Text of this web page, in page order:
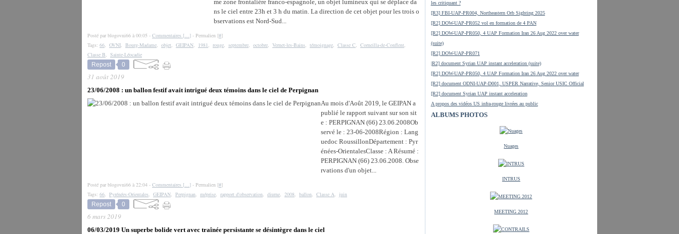
me zone frontalière franco-espagnole, un objet lumineux qui se déplace da
ns le ciel entre 23h et 3 h du matin. La direction de cet objet pour les trois o
bservations est Nord-Sud...
Posté par blogovni66 à 00:05 - Commentaires […] - Permalien [#]
Tags: 66, OVNI, Bourg-Madame, objet, GEIPAN, 1981, rouge, septembre, octobre, Vernet-les-Bains, témoignage, Classe C, Corneilla-de-Conflent,
Classe B, Sainte-Léocadie
Repost
0
31 août 2019
23/06/2008 : un ballon festif avait intrigué deux témoins dans le ciel de Perpignan
Au mois d'Août 2019, le GEIPAN a
publié le rapport suivant sur son sit
e : PERPIGNAN (66) 23.06.2008Ob
servé le : 23-06-2008Région : Lang
uedoc RoussillonDépartement : Pyr
énées-OrientalesClasse : A Résumé :
PERPIGNAN (66) 23.06.2008. Obse
rvations d'un objet...
Posté par blogovni66 à 22:04 - Commentaires […] - Permalien [#]
Tags: 66, Pyrénées-Orientales, GEIPAN, Perpignan, méprise, rapport d'observation, diurne, 2008, ballon, Classe A, juin
Repost
0
6 mars 2019
06/03/2019 Un superbe bolide vert avec traînée persistante se désintègre dans le ciel
les critiquant ?
[R3] FBI-UAP-PR004, Northeastern Orb Sighting 2025
[R2] DOW-UAP-PR052 vol en formation de 4 PAN
[R2] DOW-UAP-PR050, 4 UAP Formation Iran 26 Aug 2022 over water
(suite)
[R2] DOW-UAP-PR071
|R2] document Syrian UAP instant acceleration (suite)
[R2] DOW-UAP-PR050, 4 UAP Formation Iran 26 Aug 2022 over water
[R2] document ODNI-UAP-D001, USPER Narrative, Senior USIC Official
[R2] document Syrian UAP instant acceleration
A propos des vidéos US infra-rouge livrées au public
ALBUMS PHOTOS
Nuages
INTRUS
MEETING 2012